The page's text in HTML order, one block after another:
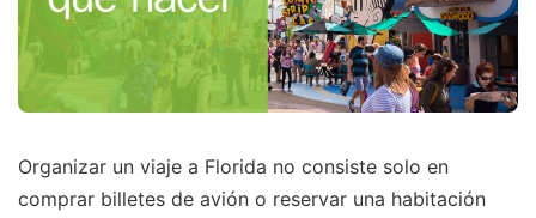
Organizar un viaje a Florida no consiste solo en
comprar billetes de avión o reservar una habitación